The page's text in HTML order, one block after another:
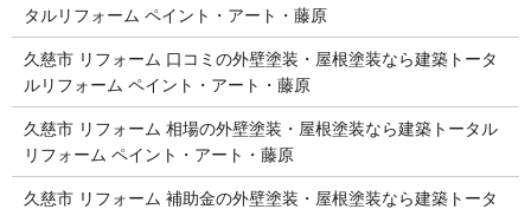
タルリフォーム ペイント・アート・藤原
久慈市 リフォーム 口コミの外壁塗装・屋根塗装なら建築トータ
ルリフォーム ペイント・アート・藤原
久慈市 リフォーム 相場の外壁塗装・屋根塗装なら建築トータル
リフォーム ペイント・アート・藤原
久慈市 リフォーム 補助金の外壁塗装・屋根塗装なら建築トータ